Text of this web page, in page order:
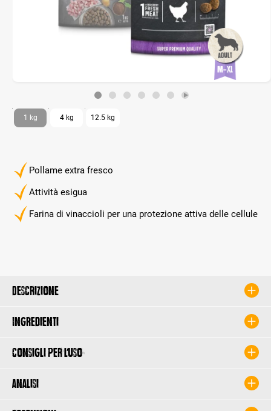
Pollame extra fresco
Attività esigua
Farina di vinaccioli per una protezione attiva delle cellule
1 kg 4 kg 12.5 kg
Descrizione
Ingredienti
Consigli per l’uso
Analisi